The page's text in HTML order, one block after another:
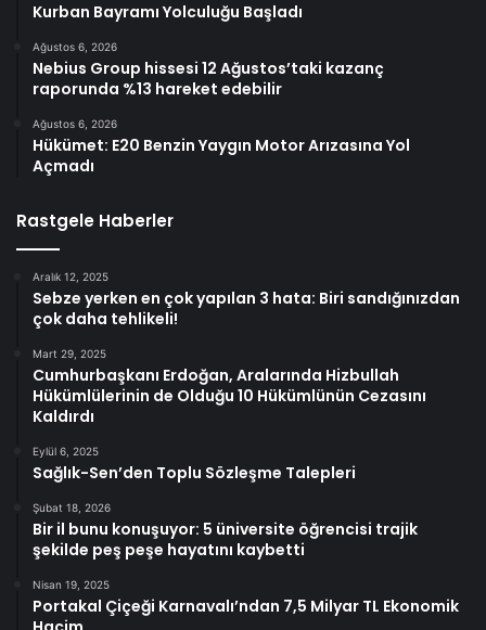
Kurban Bayramı Yolculuğu Başladı
Ağustos 6, 2026
Nebius Group hissesi 12 Ağustos’taki kazanç
raporunda %13 hareket edebilir
Ağustos 6, 2026
Hükümet: E20 Benzin Yaygın Motor Arızasına Yol
Açmadı
Rastgele Haberler
Aralık 12, 2025
Sebze yerken en çok yapılan 3 hata: Biri sandığınızdan
çok daha tehlikeli!
Mart 29, 2025
Cumhurbaşkanı Erdoğan, Aralarında Hizbullah
Hükümlülerinin de Olduğu 10 Hükümlünün Cezasını
Kaldırdı
Eylül 6, 2025
Sağlık-Sen’den Toplu Sözleşme Talepleri
Şubat 18, 2026
Bir il bunu konuşuyor: 5 üniversite öğrencisi trajik
şekilde peş peşe hayatını kaybetti
Nisan 19, 2025
Portakal Çiçeği Karnavalı’ndan 7,5 Milyar TL Ekonomik